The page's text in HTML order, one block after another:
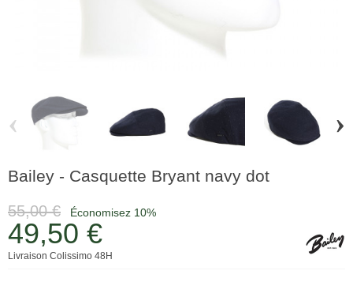
‹ ›
Bailey - Casquette Bryant navy dot
55,00 € Économisez 10%
49,50 €
Livraison Colissimo 48H